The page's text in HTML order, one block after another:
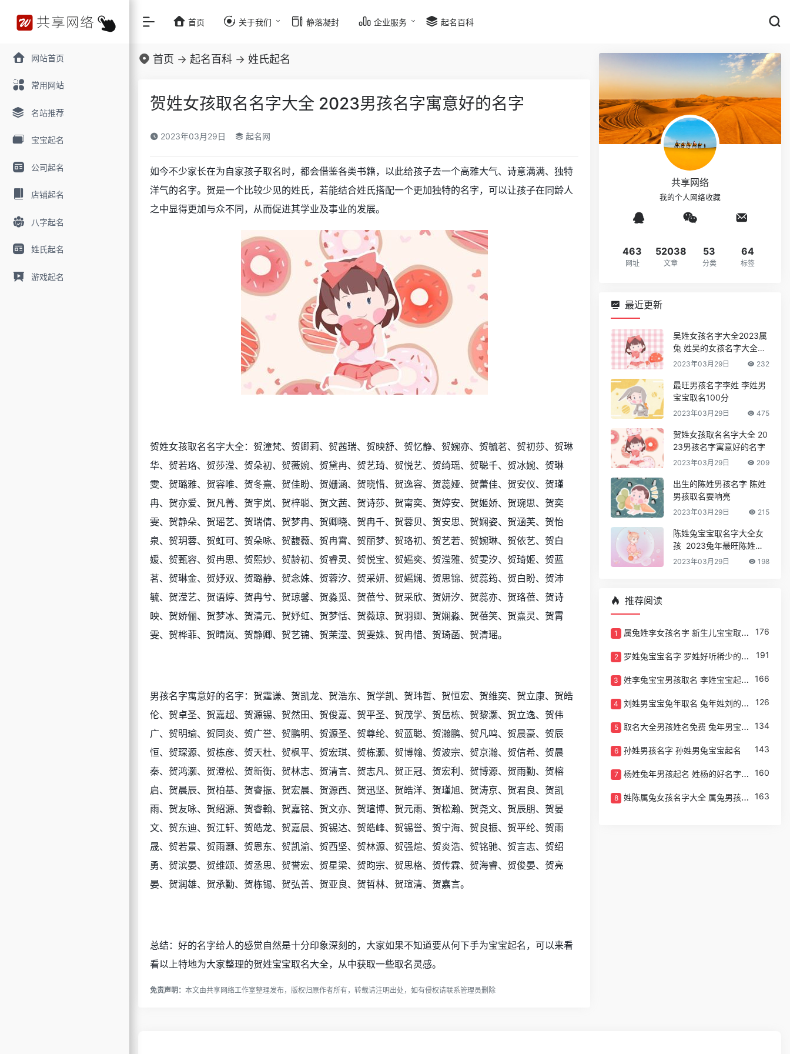
网站首页
常用网站
名站推荐
宝宝起名
公司起名
店铺起名
八字起名
姓氏起名
游戏起名
首页 关于我们 静落凝封 企业服务 起名百科
首页 -> 起名百科 -> 姓氏起名
贺姓女孩取名名字大全 2023男孩名字寓意好的名字
2023年03月29日 起名网
如今不少家长在为自家孩子取名时，都会借鉴各类书籍，以此给孩子去一个高雅大气、诗意满满、独特
洋气的名字。贺是一个比较少见的姓氏，若能结合姓氏搭配一个更加独特的名字，可以让孩子在同龄人
之中显得更加与众不同，从而促进其学业及事业的发展。
贺姓女孩取名名字大全：贺潼梵、贺卿莉、贺茜瑞、贺映舒、贺忆静、贺婉亦、贺毓茗、贺初莎、贺琳
华、贺若珞、贺莎滢、贺朵初、贺薇婉、贺黛冉、贺艺琦、贺悦艺、贺绮瑶、贺聪千、贺冰婉、贺琳
雯、贺璐雅、贺容唯、贺冬熹、贺佳盼、贺姗涵、贺晓惜、贺逸容、贺蕊娅、贺蕾佳、贺安仪、贺瑾
冉、贺亦爱、贺凡菁、贺宇岚、贺梓聪、贺文茜、贺诗莎、贺甯奕、贺婷安、贺姬娇、贺琬思、贺奕
雯、贺静朵、贺瑶艺、贺瑞倩、贺梦冉、贺卿晓、贺冉千、贺蓉贝、贺安思、贺娴姿、贺涵芙、贺怡
泉、贺玥蓉、贺虹可、贺朵咏、贺馥薇、贺冉霄、贺丽梦、贺珞初、贺艺若、贺婉琳、贺依艺、贺白
媛、贺甄容、贺冉思、贺熙妙、贺龄初、贺睿灵、贺悦宝、贺媱奕、贺滢雅、贺雯汐、贺琦姬、贺蓝
茗、贺琳金、贺妤双、贺璐静、贺念姝、贺蓉汐、贺采妍、贺媱娴、贺思锦、贺蕊筠、贺白盼、贺沛
毓、贺滢艺、贺语婷、贺冉兮、贺琼馨、贺淼觅、贺蓓兮、贺采欣、贺妍汐、贺蕊亦、贺珞蓓、贺诗
映、贺娇俪、贺梦冰、贺清元、贺妤虹、贺梦恬、贺薇琼、贺羽卿、贺娴淼、贺蓓笑、贺熹灵、贺霄
雯、贺桦菲、贺晴岚、贺静卿、贺艺锦、贺茉滢、贺雯姝、贺冉惜、贺琦菡、贺清瑶。
男孩名字寓意好的名字：贺霆谦、贺凯龙、贺浩东、贺学凯、贺玮哲、贺恒宏、贺维奕、贺立康、贺皓
伦、贺卓圣、贺嘉超、贺源锡、贺然田、贺俊嘉、贺平圣、贺茂学、贺岳栋、贺黎灏、贺立逸、贺伟
广、贺明瑜、贺同炎、贺广誉、贺鹏明、贺源圣、贺尊纶、贺蓝聪、贺瀚鹏、贺凡鸣、贺晨豪、贺辰
恒、贺琛源、贺栋彦、贺天杜、贺枫平、贺宏琪、贺栋灏、贺博翰、贺波宗、贺京瀚、贺信希、贺晨
秦、贺鸿灏、贺澄松、贺新衡、贺林志、贺清言、贺志凡、贺正冠、贺宏利、贺博源、贺雨勤、贺榕
启、贺晨辰、贺柏基、贺睿振、贺宏晨、贺源西、贺迅坚、贺皓洋、贺瑾旭、贺涛京、贺君良、贺凯
雨、贺友咏、贺绍源、贺睿翰、贺嘉铭、贺文亦、贺瑄博、贺元雨、贺松瀚、贺尧文、贺辰朋、贺晏
文、贺东迪、贺江轩、贺皓龙、贺嘉晨、贺锡达、贺皓峰、贺锡誉、贺宁海、贺良振、贺平纶、贺雨
晟、贺若景、贺雨灏、贺恩东、贺凯渝、贺西坚、贺林源、贺强煊、贺炎浩、贺铭驰、贺言志、贺绍
勇、贺滨晏、贺维颂、贺丞思、贺誉宏、贺星梁、贺昀宗、贺思格、贺传霖、贺海睿、贺俊晏、贺亮
晏、贺润雄、贺承勤、贺栋锡、贺弘善、贺亚良、贺哲林、贺瑄清、贺嘉言。
总结：好的名字给人的感觉自然是十分印象深刻的，大家如果不知道要从何下手为宝宝起名，可以来看
看以上特地为大家整理的贺姓宝宝取名大全，从中获取一些取名灵感。
免责声明： 本文由共享网络工作室整理发布，版权归原作者所有，转载请注明出处，如有侵权请联系管理员删除
共享网络
我的个人网络收藏
463
网址
52038
文章
53
分类
64
标签
最近更新
吴姓女孩名字大全2023属
兔 姓吴的女孩名字大全属
兔
2023年03月29日 232
最旺男孩名字李姓 李姓男
宝宝取名100分
2023年03月29日 475
贺姓女孩取名名字大全 20
23男孩名字寓意好的名字
2023年03月29日 209
出生的陈姓男孩名字 陈姓
男孩取名要响亮
2023年03月29日 215
陈姓兔宝宝取名字大全女
孩 2023兔年最旺陈姓女
孩名字
2023年03月29日 198
推荐阅读
1 属兔姓李女孩名字 新生儿宝宝取名字 176
2 罗姓兔宝宝名字 罗姓好听稀少的名字 191
3 姓李兔宝宝男孩取名 李姓宝宝起名大全男孩 166
4 刘姓男宝宝兔年取名 兔年姓刘的名字取什么好 126
5 取名大全男孩姓名免费 兔年男宝宝取名字 134
6 孙姓男孩名字 孙姓男兔宝宝起名 143
7 杨姓兔年男孩起名 姓杨的好名字男孩出生 160
8 姓陈属兔女孩名字大全 属兔男孩最吉利的名字 163